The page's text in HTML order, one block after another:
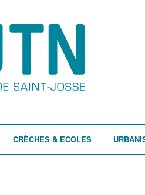
CRÈCHES & ECOLES